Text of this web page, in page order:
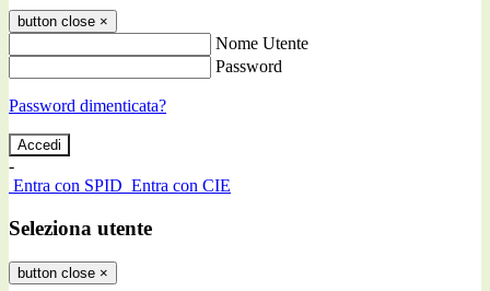
button close ×
Nome Utente
Password
Password dimenticata?
-
Entra con SPID Entra con CIE
Seleziona utente
button close ×